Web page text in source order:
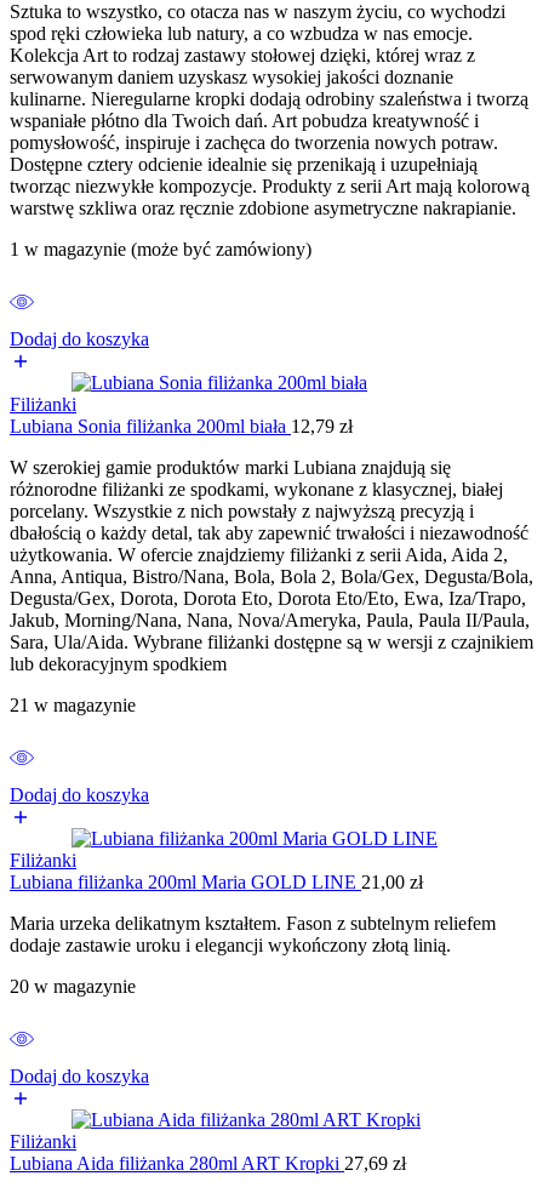
Sztuka to wszystko, co otacza nas w naszym życiu, co wychodzi
spod ręki człowieka lub natury, a co wzbudza w nas emocje.
Kolekcja Art to rodzaj zastawy stołowej dzięki, której wraz z
serwowanym daniem uzyskasz wysokiej jakości doznanie
kulinarne. Nieregularne kropki dodają odrobiny szaleństwa i tworzą
wspaniałe płótno dla Twoich dań. Art pobudza kreatywność i
pomysłowość, inspiruje i zachęca do tworzenia nowych potraw.
Dostępne cztery odcienie idealnie się przenikają i uzupełniają
tworząc niezwykłe kompozycje. Produkty z serii Art mają kolorową
warstwę szkliwa oraz ręcznie zdobione asymetryczne nakrapianie.
1 w magazynie (może być zamówiony)
Dodaj do koszyka
Filiżanki
Lubiana Sonia filiżanka 200ml biała 12,79 zł
W szerokiej gamie produktów marki Lubiana znajdują się
różnorodne filiżanki ze spodkami, wykonane z klasycznej, białej
porcelany. Wszystkie z nich powstały z najwyższą precyzją i
dbałością o każdy detal, tak aby zapewnić trwałości i niezawodność
użytkowania. W ofercie znajdziemy filiżanki z serii Aida, Aida 2,
Anna, Antiqua, Bistro/Nana, Bola, Bola 2, Bola/Gex, Degusta/Bola,
Degusta/Gex, Dorota, Dorota Eto, Dorota Eto/Eto, Ewa, Iza/Trapo,
Jakub, Morning/Nana, Nana, Nova/Ameryka, Paula, Paula II/Paula,
Sara, Ula/Aida. Wybrane filiżanki dostępne są w wersji z czajnikiem
lub dekoracyjnym spodkiem
21 w magazynie
Dodaj do koszyka
Filiżanki
Lubiana filiżanka 200ml Maria GOLD LINE 21,00 zł
Maria urzeka delikatnym kształtem. Fason z subtelnym reliefem
dodaje zastawie uroku i elegancji wykończony złotą linią.
20 w magazynie
Dodaj do koszyka
Filiżanki
Lubiana Aida filiżanka 280ml ART Kropki 27,69 zł